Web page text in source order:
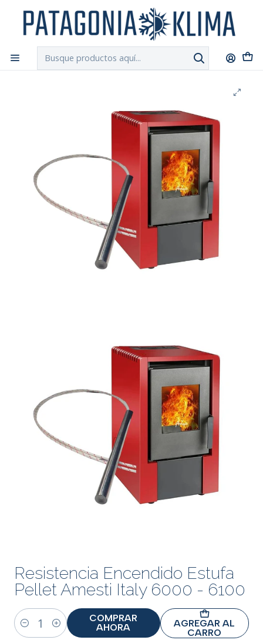
Chilexpress
Inicio Repuestos Estufa Pellet
Resistencia Encendido Estufa Pellet Amesti Italy 6000 -
Resistencia Encendido Estufa
Pellet Amesti Italy 6000 - 6100
Cantidad
AGREGAR AL
CARRO
COMPRAR
AHORA